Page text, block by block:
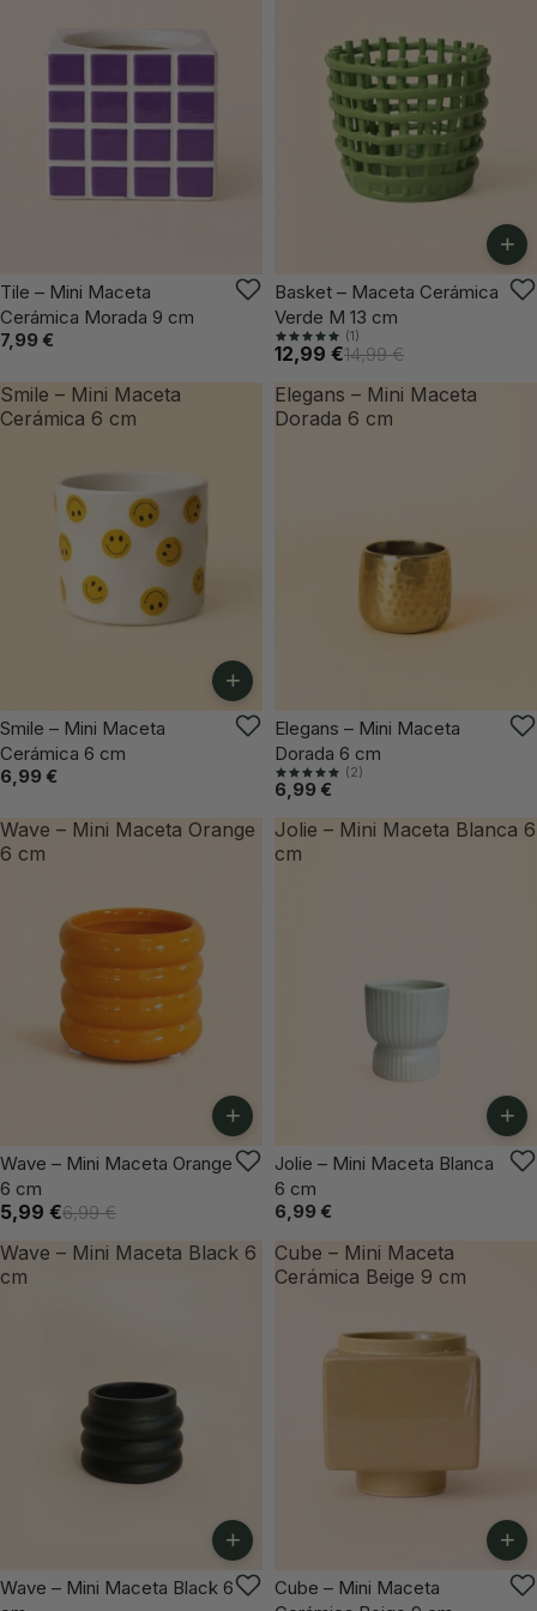
VUELVE PRONTO
Tile – Mini Maceta
Cerámica Morada 9 cm
7,99 €
-13%
+
Basket – Maceta Cerámica
Verde M 13 cm
(1)
12,99 €14,99 €
Smile – Mini Maceta
Cerámica 6 cm
+
Smile – Mini Maceta
Cerámica 6 cm
6,99 €
Elegans – Mini Maceta
Dorada 6 cm
VUELVE PRONTO
Elegans – Mini Maceta
Dorada 6 cm
(2)
6,99 €
Wave – Mini Maceta Orange
6 cm
-14%
+
Wave – Mini Maceta Orange
6 cm
5,99 €6,99 €
Jolie – Mini Maceta Blanca 6
cm
ÚLTIMAS UNIDADES
+
Jolie – Mini Maceta Blanca
6 cm
6,99 €
Wave – Mini Maceta Black 6
cm
+
Wave – Mini Maceta Black 6
Cube – Mini Maceta
Cerámica Beige 9 cm
-12%
+
Cube – Mini Maceta